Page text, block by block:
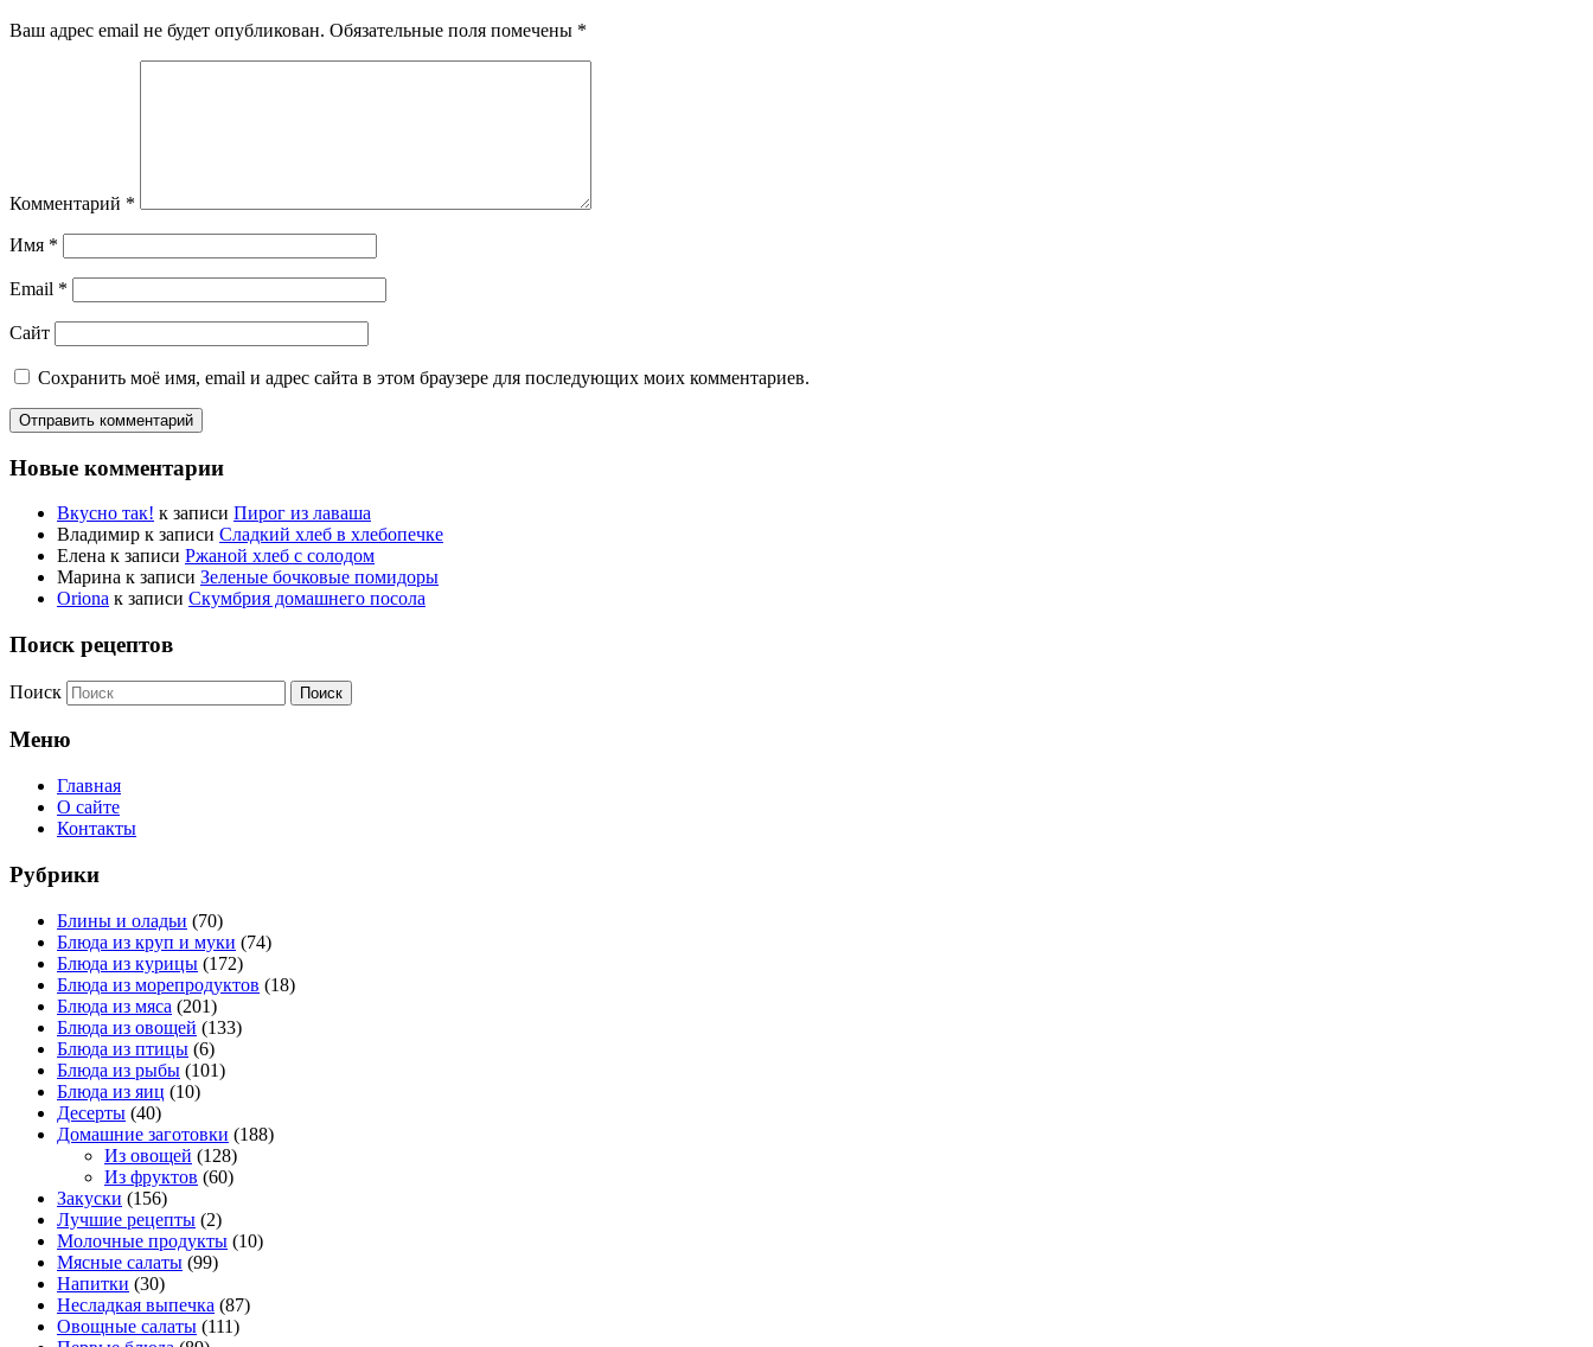
Ваш адрес email не будет опубликован. Обязательные поля помечены *
Комментарий *
Имя *
Email *
Сайт
Сохранить моё имя, email и адрес сайта в этом браузере для последующих моих комментариев.
Новые комментарии
Вкусно так! к записи Пирог из лаваша
Владимир к записи Сладкий хлеб в хлебопечке
Елена к записи Ржаной хлеб с солодом
Марина к записи Зеленые бочковые помидоры
Oriona к записи Скумбрия домашнего посола
Поиск рецептов
Поиск
Меню
Главная
О сайте
Контакты
Рубрики
Блины и оладьи (70)
Блюда из круп и муки (74)
Блюда из курицы (172)
Блюда из морепродуктов (18)
Блюда из мяса (201)
Блюда из овощей (133)
Блюда из птицы (6)
Блюда из рыбы (101)
Блюда из яиц (10)
Десерты (40)
Домашние заготовки (188)
Из овощей (128)
Из фруктов (60)
Закуски (156)
Лучшие рецепты (2)
Молочные продукты (10)
Мясные салаты (99)
Напитки (30)
Несладкая выпечка (87)
Овощные салаты (111)